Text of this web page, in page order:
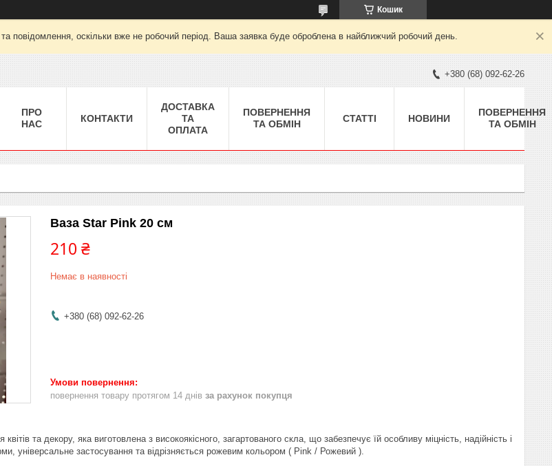
Кошик
повідомлення, оскільки вже не робочий період. Ваша заявка буде оброблена в найближчий робочий день.
+380 (68) 092-62-26
ПРО
НАС
КОНТАКТИ
ДОСТАВКА
ТА
ОПЛАТА
ПОВЕРНЕННЯ
ТА ОБМІН
СТАТТІ НОВИНИ
ПОВЕРНЕННЯ
ТА ОБМІН
Ваза Star Pink 20 см
210 ₴
Немає в наявності
+380 (68) 092-62-26
повернення товару протягом 14 днів за рахунок покупця
та декору, яка виготовлена з високоякісного, загартованого скла, що забезпечує їй особливу міцність, надійність і
універсальне застосування та відрізняється рожевим кольором ( Pink / Рожевий ).